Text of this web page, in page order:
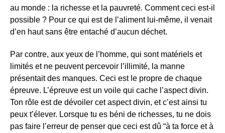
au monde : la richesse et la pauvreté. Comment ceci est-il
possible ? Pour ce qui est de l’aliment lui-même, il venait
d’en haut sans être entaché d’aucun déchet.
Par contre, aux yeux de l’homme, qui sont matériels et
limités et ne peuvent percevoir l’illimité, la manne
présentait des manques. Ceci est le propre de chaque
épreuve. L’épreuve est un voile qui cache l’aspect divin.
Ton rôle est de dévoiler cet aspect divin, et c’est ainsi tu
peux t’élever. Lorsque tu es béni de richesses, tu ne dois
pas faire l’erreur de penser que ceci est dû “à ta force et à